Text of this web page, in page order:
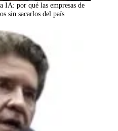
IA: por qué las empresas de
sin sacarlos del país